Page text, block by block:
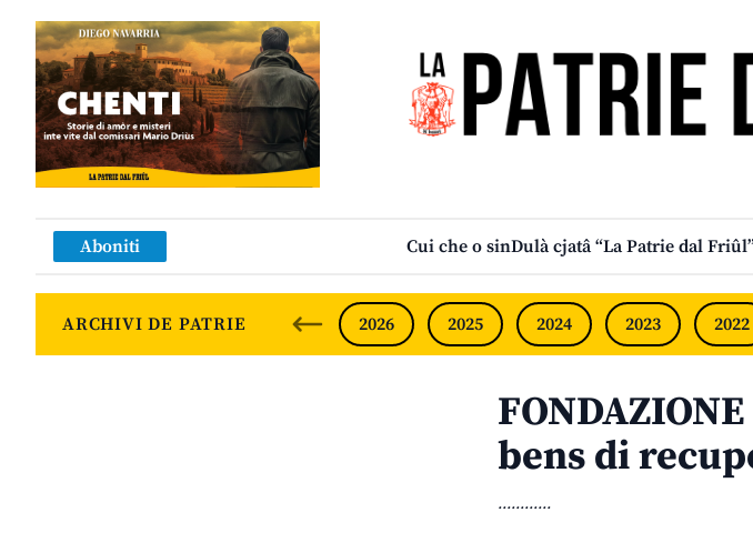
Aboniti Cui che o sinDulà cjatâ “La Patrie dal
ARCHIVI DE PATRIE 2026 2025 2024 2023 2022
bens di
............